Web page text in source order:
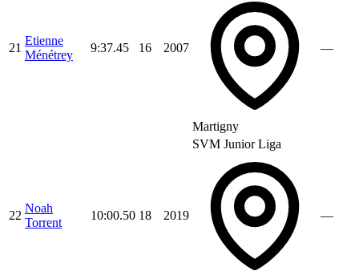
21
Etienne
Ménétrey
9:37.45 16 2007
Martigny
—
22
Noah
Torrent
10:00.50 18 2019
SVM Junior Liga
—